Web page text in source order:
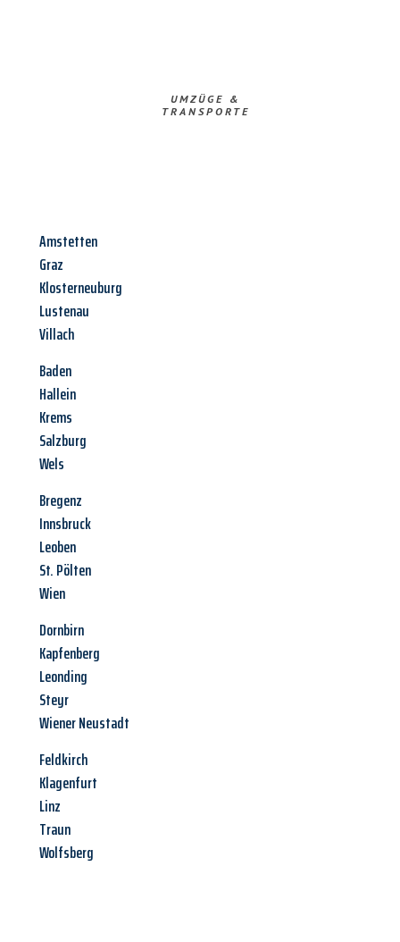
UMZÜGE &
TRANSPORTE
Amstetten
Graz
Klosterneuburg
Lustenau
Villach
Baden
Hallein
Krems
Salzburg
Wels
Bregenz
Innsbruck
Leoben
St. Pölten
Wien
Dornbirn
Kapfenberg
Leonding
Steyr
Wiener Neustadt
Feldkirch
Klagenfurt
Linz
Traun
Wolfsberg